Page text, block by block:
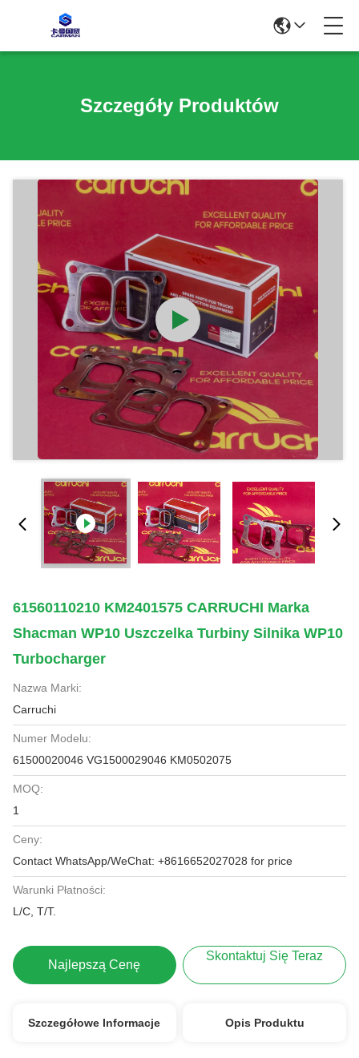
Szczegóły Produktów
61560110210 KM2401575 CARRUCHI Marka
Shacman WP10 Uszczelka Turbiny Silnika WP10
Turbocharger
Nazwa Marki:
Carruchi
Numer Modelu:
61500020046 VG1500029046 KM0502075
MOQ:
1
Ceny:
Contact WhatsApp/WeChat: +8616652027028 for price
Warunki Płatności:
L/C, T/T.
Najlepszą Cenę
Skontaktuj Się Teraz
Szczegółowe Informacje Opis Produktu